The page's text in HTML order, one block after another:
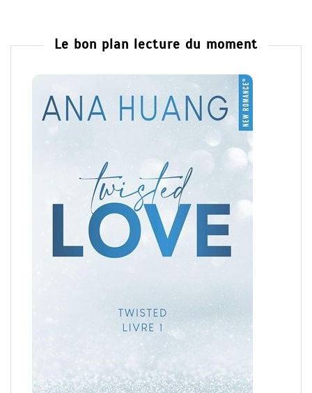
Le bon plan lecture du moment